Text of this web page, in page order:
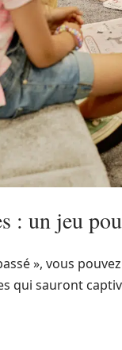
: un jeu
», vous
qui sauront